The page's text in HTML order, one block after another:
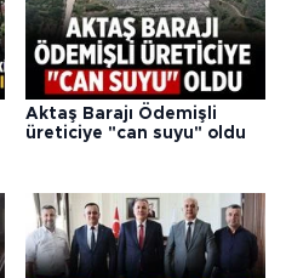
Aktaş Barajı Ödemişli
üreticiye "can suyu" oldu